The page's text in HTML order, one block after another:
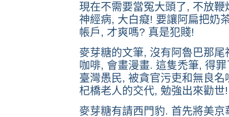
現在不需要當冤大頭了, 不放
神經病, 大白癡! 要讓阿扁把奶
帳戶, 才爽嗎? 真是犯賤!
麥芽糖的文筆, 沒有阿魯巴那
咖啡, 會畫漫畫. 這隻禿筆, 得
臺灣愚民, 被貪官污吏和無良
杞橋老人的交代, 勉強出來勸世!
麥芽糖有請西門豹. 首先將美